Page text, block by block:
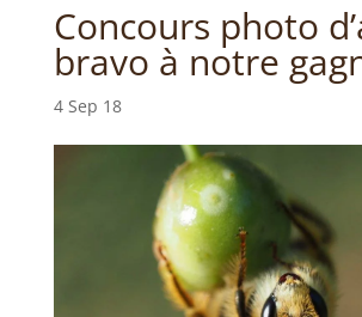
Concours photo
bravo à notre
4 Sep 18